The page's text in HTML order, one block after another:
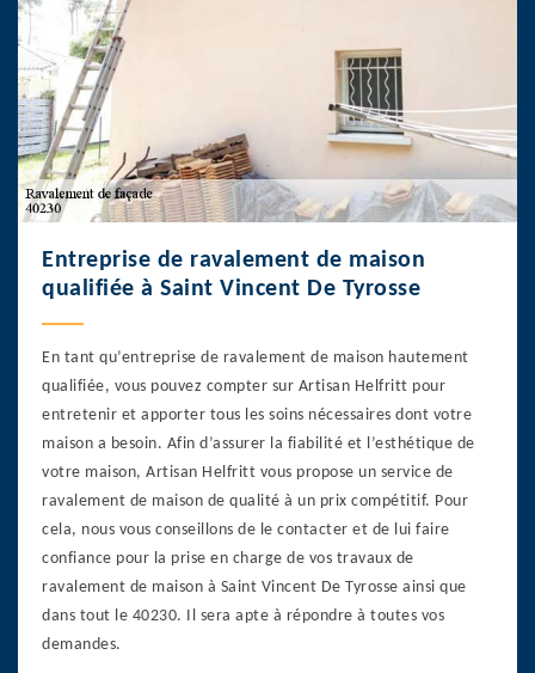
Entreprise de ravalement de maison
qualifiée à Saint Vincent De Tyrosse
En tant qu’entreprise de ravalement de maison hautement
qualifiée, vous pouvez compter sur Artisan Helfritt pour
entretenir et apporter tous les soins nécessaires dont votre
maison a besoin. Afin d’assurer la fiabilité et l’esthétique de
votre maison, Artisan Helfritt vous propose un service de
ravalement de maison de qualité à un prix compétitif. Pour
cela, nous vous conseillons de le contacter et de lui faire
confiance pour la prise en charge de vos travaux de
ravalement de maison à Saint Vincent De Tyrosse ainsi que
dans tout le 40230. Il sera apte à répondre à toutes vos
demandes.